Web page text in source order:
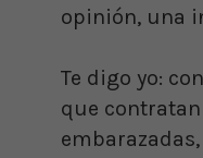
opinión, una
Te digo yo:
que